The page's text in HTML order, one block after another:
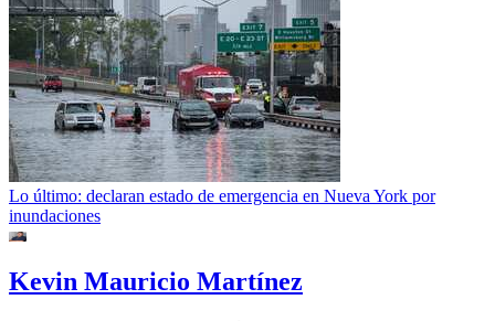
Lo último: declaran estado de emergencia en Nueva York por
inundaciones
Kevin Mauricio Martínez